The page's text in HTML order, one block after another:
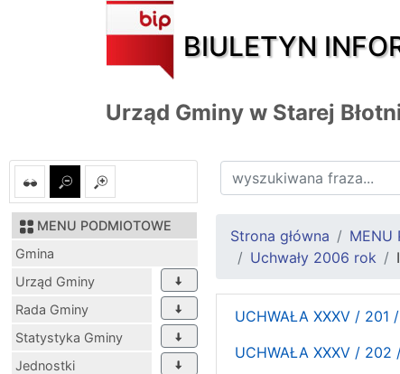
BIULETYN
Urząd Gminy w Starej
MENU PODMIOTOWE
Gmina
Urząd Gminy
Rada Gminy
Statystyka Gminy
Jednostki
Strona główna MENU
Uchwały 2006 rok
UCHWAŁA XXXV / 201
UCHWAŁA XXXV / 202